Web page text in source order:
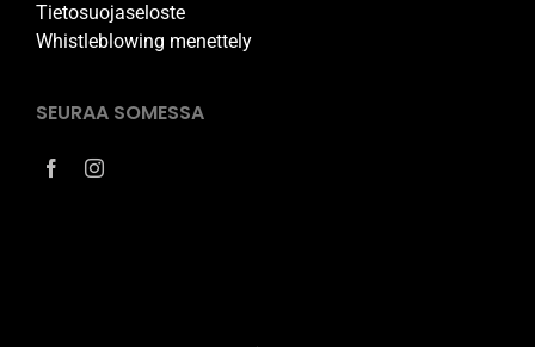
Tietosuojaseloste
Whistleblowing menettely
SEURAA SOMESSA